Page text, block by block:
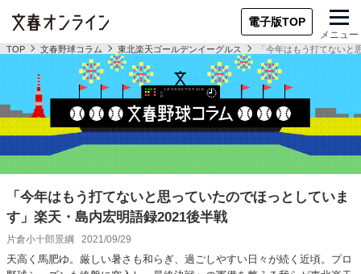
電子版TOP
メニュー
TOP 文春野球コラム 東北楽天ゴールデンイーグルス 「今年はもう打てない
「今年はもう打てないと思っていたのでほっとしていま
す」楽天・島内宏明語録2021後半戦
片倉小十郎景綱 2021/09/29
天高く馬肥ゆ。厳しい暑さも和らぎ、過ごしやすい日々が続く近頃。プロ